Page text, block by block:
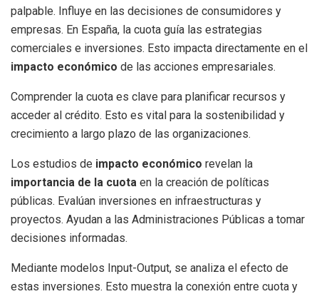
palpable. Influye en las decisiones de consumidores y
empresas. En España, la cuota guía las estrategias
comerciales e inversiones. Esto impacta directamente en el
impacto económico de las acciones empresariales.
Comprender la cuota es clave para planificar recursos y
acceder al crédito. Esto es vital para la sostenibilidad y
crecimiento a largo plazo de las organizaciones.
Los estudios de impacto económico revelan la
importancia de la cuota en la creación de políticas
públicas. Evalúan inversiones en infraestructuras y
proyectos. Ayudan a las Administraciones Públicas a tomar
decisiones informadas.
Mediante modelos Input-Output, se analiza el efecto de
estas inversiones. Esto muestra la conexión entre cuota y